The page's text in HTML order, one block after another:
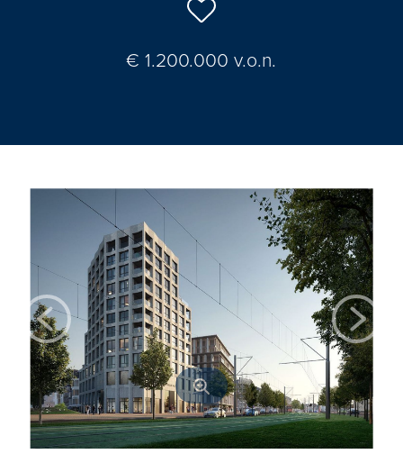
Baerz & Co
Aangekocht
Diensten
Huis verkopen
Huis kopen
Exclusief wonen
€ 1.200.000 v.o.n.